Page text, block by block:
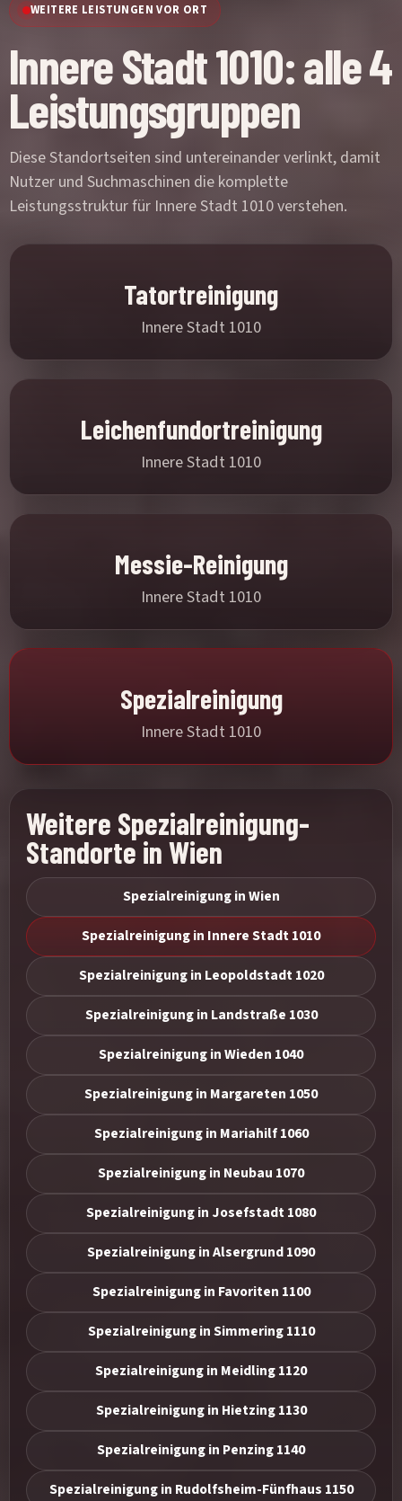
WEITERE LEISTUNGEN VOR ORT
Innere Stadt 1010: alle 4
Leistungsgruppen
Diese Standortseiten sind untereinander verlinkt, damit
Nutzer und Suchmaschinen die komplette
Leistungsstruktur für Innere Stadt 1010 verstehen.
Tatortreinigung
Innere Stadt 1010
Leichenfundortreinigung
Innere Stadt 1010
Messie-Reinigung
Innere Stadt 1010
Spezialreinigung
Innere Stadt 1010
Weitere Spezialreinigung-
Standorte in Wien
Spezialreinigung in Wien
Spezialreinigung in Innere Stadt 1010
Spezialreinigung in Leopoldstadt 1020
Spezialreinigung in Landstraße 1030
Spezialreinigung in Wieden 1040
Spezialreinigung in Margareten 1050
Spezialreinigung in Mariahilf 1060
Spezialreinigung in Neubau 1070
Spezialreinigung in Josefstadt 1080
Spezialreinigung in Alsergrund 1090
Spezialreinigung in Favoriten 1100
Spezialreinigung in Simmering 1110
Spezialreinigung in Meidling 1120
Spezialreinigung in Hietzing 1130
Spezialreinigung in Penzing 1140
Spezialreinigung in Rudolfsheim-Fünfhaus 1150